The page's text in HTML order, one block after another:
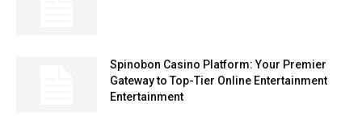
Spinobon Casino Platform: Your Premier
Gateway to Top-Tier Online Entertainment
Entertainment